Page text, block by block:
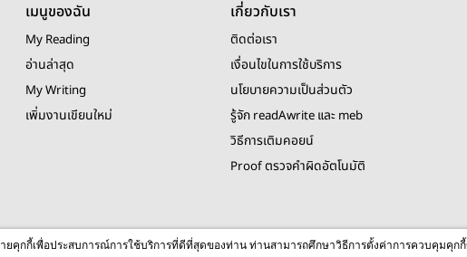
เมนูของฉัน
My Reading
อ่านล่าสุด
My Writing
เพิ่มงานเขียนใหม่
เกี่ยวกับเรา
ติดต่อเรา
เงื่อนไขในการใช้บริการ
นโยบายความเป็นส่วนตัว
รู้จัก readAwrite และ meb
วิธีการเติมคอยน์
Proof ตรวจคำผิดอัตโนมัติ
© 2026 readAwrite.com by MEB Corporation Public Company Limited
This site is protected by reCAPTCHA and the Google
ยคุกกี้เพื่อประสบการณ์การใช้บริการที่ดีที่สุดของท่าน ท่านสามารถศึกษาวิธีการตั้งค่าการควบคุมคุก